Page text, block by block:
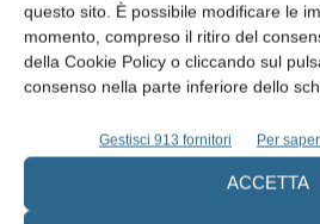
questo sito. È possibile modificare le
momento, compreso il ritiro del
della Cookie Policy o cliccando sul
consenso nella parte inferiore dello
Gestisci 913 fornitori Per
ACCETTA